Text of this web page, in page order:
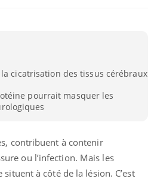
cicatrisation des tissus cérébraux
pourrait masquer les
contribuent à contenir
ou l’infection. Mais les
à côté de la lésion. C’est